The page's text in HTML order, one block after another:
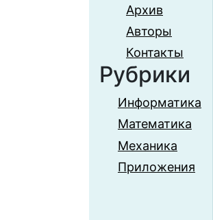
Архив
Авторы
Контакты
Рубрики
Информатика
Математика
Механика
Приложения